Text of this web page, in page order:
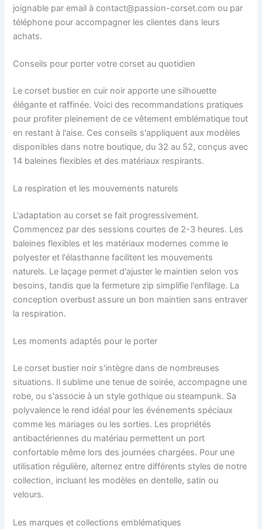
joignable par email àcontact@passion-corset.com ou par
téléphone pour accompagner les clientes dans leurs
achats.
Conseils pour porter votre corset au quotidien
Le corset bustier en cuir noir apporte une silhouette
élégante et raffinée. Voici des recommandations pratiques
pour profiter pleinement de ce vêtement emblématique tout
en restant à l'aise. Ces conseils s'appliquent aux modèles
disponibles dans notre boutique, du 32 au 52, conçus avec
14 baleines flexibles et des matériaux respirants.
La respiration et les mouvements naturels
L'adaptation au corset se fait progressivement.
Commencez par des sessions courtes de 2-3 heures. Les
baleines flexibles et les matériaux modernes comme le
polyester et l'élasthanne facilitent les mouvements
naturels. Le laçage permet d'ajuster le maintien selon vos
besoins, tandis que la fermeture zip simplifie l'enfilage. La
conception overbust assure un bon maintien sans entraver
la respiration.
Les moments adaptés pour le porter
Le corset bustier noir s'intègre dans de nombreuses
situations. Il sublime une tenue de soirée, accompagne une
robe, ou s'associe à un style gothique ou steampunk. Sa
polyvalence le rend idéal pour les événements spéciaux
comme les mariages ou les sorties. Les propriétés
antibactériennes du matériau permettent un port
confortable même lors des journées chargées. Pour une
utilisation régulière, alternez entre différents styles de notre
collection, incluant les modèles en dentelle, satin ou
velours.
Les marques et collections emblématiques